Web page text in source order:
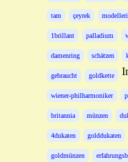
tam çeyrek modelleri
1brillant palladium
damenring schätzen
gebraucht goldkette
wiener-philharmoniker
britannia münzen
4dukaten golddukaten
goldmünzen